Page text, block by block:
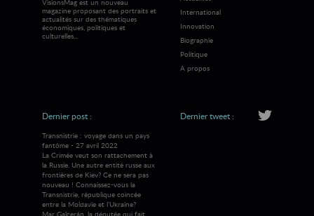
magazine proposant des portraits et
actualités sur des thématiques
économiques, politiques et
culturelles...
International
Innovation
Biographie
Politique
A propos
Dernier post :
Transnistrie : voyage dans un pays
fantôme - 27 avril 2022
La Crimée veut son rattachement à
la Russie. Une autre entité russe aux
frontières de Kiev? Ce ne sera pas
nouveau ! Connaissez-vous la
Transnistrie, république coincée
entre la Moldavie et l’Ukraine?
Mar Galcerán, la députée qui fait
Dernier tweet :